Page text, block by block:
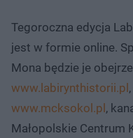
Tegoroczna edycja
jest w formie online.
Mona będzie je
www.labirynthistorii.pl,
www.mcksokol.pl,
Małopolskie Centrum